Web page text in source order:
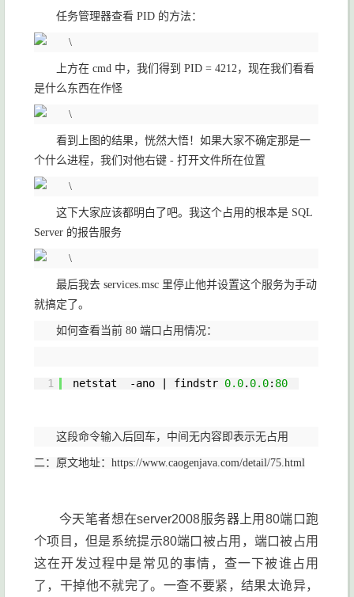
任务管理器查看 PID 的方法：
上方在 cmd 中，我们得到 PID = 4212，现在我们看看
是什么东西在作怪
看到上图的结果，恍然大悟！如果大家不确定那是一
个什么进程，我们对他右键 - 打开文件所在位置
这下大家应该都明白了吧。我这个占用的根本是 SQL
Server 的报告服务
最后我去 services.msc 里停止他并设置这个服务为手动
就搞定了。
如何查看当前 80 端口占用情况：
1 netstat  -ano | findstr 0.0. 0.0: 80
这段命令输入后回车，中间无内容即表示无占用
二：原文地址：https://www.caogenjava.com/detail/75.html
今天笔者想在server2008服务器上用80端口跑
个项目，但是系统提示80端口被占用，端口被占用
这在开发过程中是常见的事情，查一下被谁占用
了，干掉他不就完了。一查不要紧，结果太诡异，